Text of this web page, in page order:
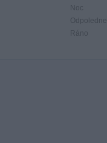
Noc
Odpoledne
Ráno